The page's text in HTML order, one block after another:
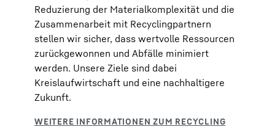
Reduzierung der Materialkomplexität und die
Zusammenarbeit mit Recyclingpartnern
stellen wir sicher, dass wertvolle Ressourcen
zurückgewonnen und Abfälle minimiert
werden. Unsere Ziele sind dabei
Kreislaufwirtschaft und eine nachhaltigere
Zukunft.